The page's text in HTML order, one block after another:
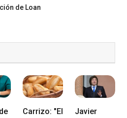
de Loan
Carrizo: "El
Javier